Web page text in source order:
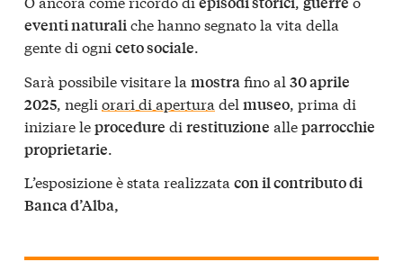
eventi naturaliche hanno segnato la vita della
gente di ogni ceto sociale.
Sarà possibile visitare la mostra fino al 30 aprile
2025 , negli orari di apertura del museo , prima di
iniziare leprocedure di restituzione alleparrocchie
proprietarie
L’esposizione è stata realizzata con il contributo di
Banca d’Alba,